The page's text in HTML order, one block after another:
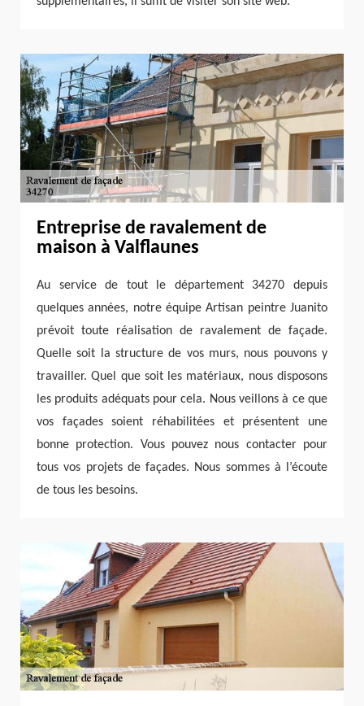
Entreprise de ravalement de
maison à Valflaunes
Au service de tout le département 34270 depuis
quelques années, notre équipe Artisan peintre Juanito
prévoit toute réalisation de ravalement de façade.
Quelle soit la structure de vos murs, nous pouvons y
travailler. Quel que soit les matériaux, nous disposons
les produits adéquats pour cela. Nous veillons à ce que
vos façades soient réhabilitées et présentent une
bonne protection. Vous pouvez nous contacter pour
tous vos projets de façades. Nous sommes à l’écoute
de tous les besoins.